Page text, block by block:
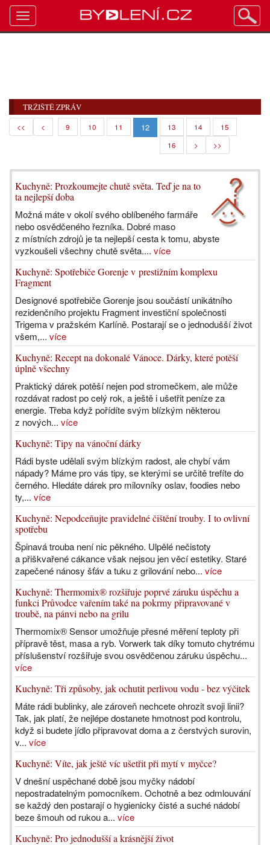
TRŽIŠTĚ ZPRÁV
<< < 9 10 11 12 13 14
15
16
> >>
Kuchyně: Prozkoumejte chutě světa. Teď je na to
ta nejlepší doba
Možná máte v okolí svého oblíbeného farmáře
nebo osvědčeného řezníka. Dobré maso
z místních zdrojů je ta nejlepší cesta k tomu, abyste
vyzkoušeli všechny chutě světa.... více
Kuchyně: Spotřebiče Gorenje v prestižním komplexu
Fragment
Designové spotřebiče Gorenje jsou součástí unikátního
rezidenčního projektu Fragment investiční společnosti
Trigema v pražském Karlíně. Postarají se o jednodušší život
všem,... více
Kuchyně: Recept na dokonalé Vánoce. Dárky, které potěší
úplně všechny
Praktický dárek potěší nejen pod stromečkem, ale může
rozdávat radost po celý rok, a ještě i ušetřit peníze za
energie. Třeba když pořídíte svým blízkým některou
z nových... více
Kuchyně: Tipy na vánoční dárky
Rádi byste udělali svým blízkým radost, ale chybí vám
nápady? Máme pro vás tipy, se kterými se určitě trefíte do
černého. Hledáte dárek pro milovníky oslav, foodies nebo
ty,... více
Kuchyně: Nepodceňujte pravidelné čištění trouby. I to ovlivní
spotřebu
Špinavá trouba není nic pěkného. Ulpělé nečistoty
a přiškvařené cákance však nejsou jen věcí estetiky. Staré
zapečené nánosy šťáv a tuku z grilování nebo... více
Kuchyně: Thermomix® rozšiřuje poprvé záruku úspěchu a
funkci Průvodce vařením také na pokrmy připravované v
troubě, na pánvi nebo na grilu
Thermomix® Sensor umožňuje přesné měření teploty při
přípravě těst, masa a ryb. Vorwerk tak díky tomuto chytrému
příslušenství rozšiřuje svou osvědčenou záruku úspěchu...
více
Kuchyně: Tři způsoby, jak ochutit perlivou vodu - bez výčitek
Máte rádi bublinky, ale zároveň nechcete ohrozit svoji linii?
Tak, jak platí, že nejlépe dostanete hmotnost pod kontrolu,
když si budete jídlo připravovat doma a z čerstvých surovin,
v... více
Kuchyně: Víte, jak ještě víc ušetřit při mytí v myčce?
V dnešní uspěchané době jsou myčky nádobí
nepostradatelným pomocníkem. Ochotně a bez odmlouvání
se každý den postarají o hygienicky čisté a suché nádobí
beze šmouh od rukou a... více
Kuchyně: Pro jednodušší a krásnější život
Toggle
navigation